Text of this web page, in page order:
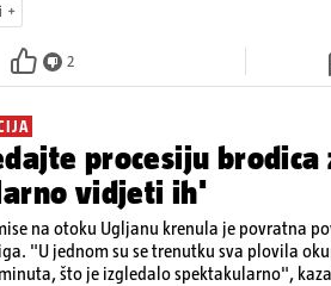
2
procesiju
vidjeti ih'
mise na otoku Ugljanu krenula je povratna
"U jednom su se trenutku sva plovila
što je izgledalo spektakularno",